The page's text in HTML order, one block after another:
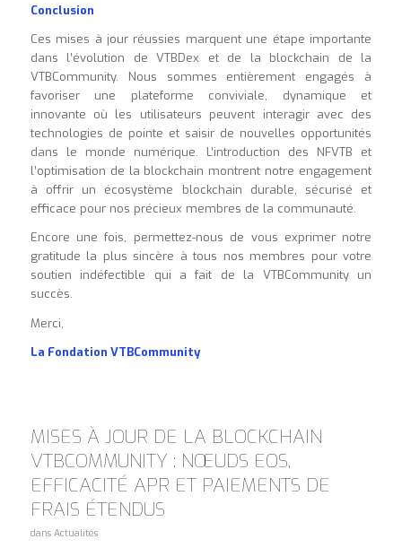
Conclusion
Ces mises à jour réussies marquent une étape importante
dans l’évolution de VTBDex et de la blockchain de la
VTBCommunity. Nous sommes entièrement engagés à
favoriser une plateforme conviviale, dynamique et
innovante où les utilisateurs peuvent interagir avec des
technologies de pointe et saisir de nouvelles opportunités
dans le monde numérique. L’introduction des NFVTB et
l’optimisation de la blockchain montrent notre engagement
à offrir un écosystème blockchain durable, sécurisé et
efficace pour nos précieux membres de la communauté.
Encore une fois, permettez-nous de vous exprimer notre
gratitude la plus sincère à tous nos membres pour votre
soutien indéfectible qui a fait de la VTBCommunity un
succès.
Merci,
La Fondation VTBCommunity
MISES À JOUR DE LA BLOCKCHAIN
VTBCOMMUNITY : NŒUDS EOS,
EFFICACITÉ APR ET PAIEMENTS DE
FRAIS ÉTENDUS
dans Actualités